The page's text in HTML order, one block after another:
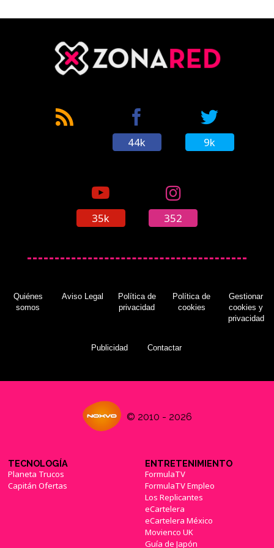
44k 9k
35k 352
Quiénes
somos
Aviso Legal
Política de
privacidad
Política de
cookies
Gestionar
cookies y
privacidad
Publicidad Contactar
© 2010 - 2026
TECNOLOGÍA
Planeta Trucos
Capitán Ofertas
ENTRETENIMIENTO
FormulaTV
FormulaTV Empleo
Los Replicantes
eCartelera
eCartelera México
Movienco UK
Guía de Japón